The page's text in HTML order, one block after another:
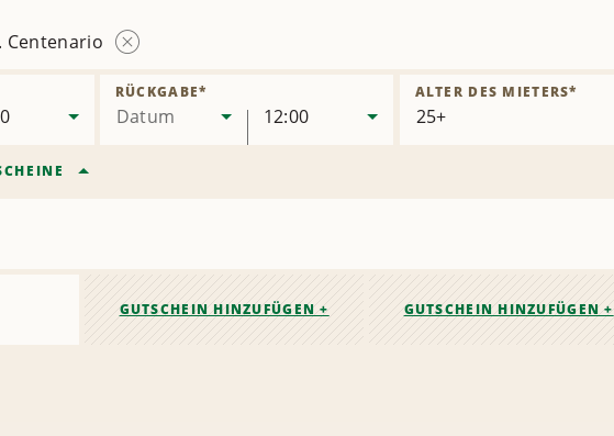
Centenario
entfernen
Datum
RÜCKGABE*
12:00
ALTER DES MIETERS*
GUTSCHEIN HINZUFÜGEN +
GUTSCHEIN HINZUFÜGEN +